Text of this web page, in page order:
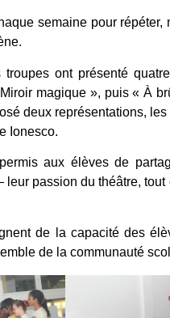
semaine pour
ont présenté
magique », puis « À
deux représentations,
Ionesco.
aux élèves de
passion du théâtre,
de la capacité des
de la communauté